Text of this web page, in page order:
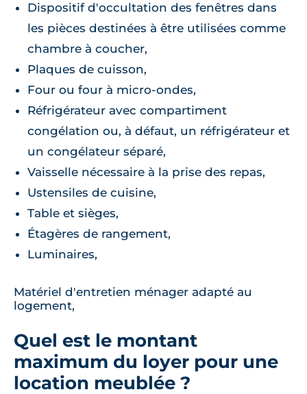
Dispositif d'occultation des fenêtres dans
les pièces destinées à être utilisées comme
chambre à coucher,
Plaques de cuisson,
Four ou four à micro-ondes,
Réfrigérateur avec compartiment
congélation ou, à défaut, un réfrigérateur et
un congélateur séparé,
Vaisselle nécessaire à la prise des repas,
Ustensiles de cuisine,
Table et sièges,
Étagères de rangement,
Luminaires,
Matériel d'entretien ménager adapté au
logement,
Quel est le montant
maximum du loyer pour une
location meublée ?